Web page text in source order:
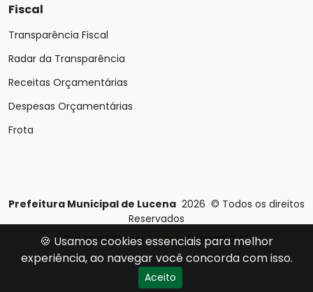
Fiscal
Transparência Fiscal
Radar da Transparência
Receitas Orçamentárias
Despesas Orçamentárias
Frota
Prefeitura Municipal de Lucena 2026 © Todos os direitos
Reservados
Desenvolvido porE-Ticons| Versão: 2.4.1
🍪 Usamos cookies essenciais para melhor
experiência, ao navegar você concorda com isso.
Aceito